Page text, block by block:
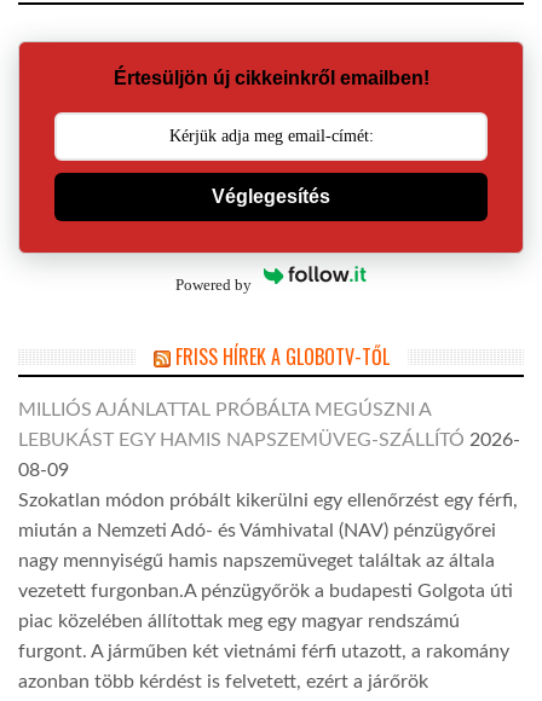
Értesüljön új cikkeinkről emailben!
Véglegesítés
Powered by
FRISS HÍREK A GLOBOTV-TŐL
MILLIÓS AJÁNLATTAL PRÓBÁLTA MEGÚSZNI A
LEBUKÁST EGY HAMIS NAPSZEMÜVEG-SZÁLLÍTÓ 2026-
08-09
Szokatlan módon próbált kikerülni egy ellenőrzést egy férfi,
miután a Nemzeti Adó- és Vámhivatal (NAV) pénzügyőrei
nagy mennyiségű hamis napszemüveget találtak az általa
vezetett furgonban.A pénzügyőrök a budapesti Golgota úti
piac közelében állítottak meg egy magyar rendszámú
furgont. A járműben két vietnámi férfi utazott, a rakomány
azonban több kérdést is felvetett, ezért a járőrök